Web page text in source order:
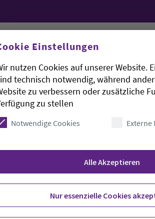
und frühere Mitarbeiter
heute (Mittwoch) in Hannover zu
wollen sich die Kirche und ihre
bekennen. Zu einer
Mechthild Ross-Luttmann
einem Gottesdienst. Mit der Tagung
für ehemalige Heimkinder.
Einstellungen
nutzen Cookies auf unserer Website.
technisch notwendig, während
zu verbessern oder zusätzliche
zu stellen
Notwendige Cookies Externe
Alle Akzeptieren
Nur essenzielle Cookies